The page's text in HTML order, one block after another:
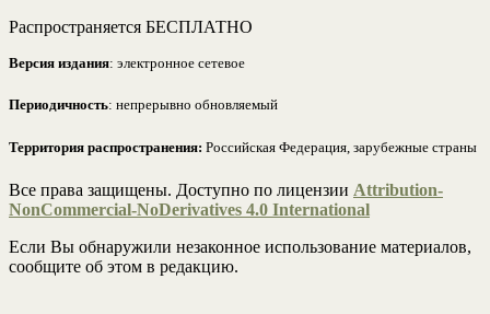
Распространяется БЕСПЛАТНО
Версия издания: электронное сетевое
Периодичность: непрерывно обновляемый
Территория распространения: Российская Федерация, зарубежные страны
Все права защищены. Доступно по лицензии Attribution-
NonCommercial-NoDerivatives 4.0 International
Если Вы обнаружили незаконное использование материалов,
сообщите об этом в редакцию.